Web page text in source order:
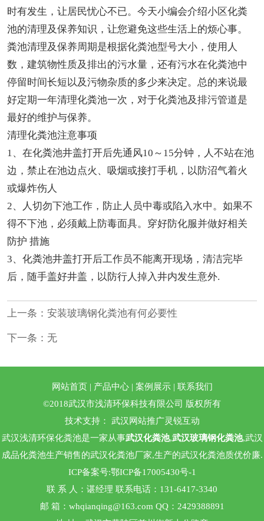
时有发生，让居民忧心不已。今天小编会介绍小区化粪
池的清理及保养知识，让您避免这些生活上的烦心事。
粪池清理及保养周期是根据化粪池型号大小，使用人
数，建筑物性质及排出的污水量，还有污水在化粪池中
停留时间长短以及污物杂质的多少来决定。总的来说最
好定期一年清理化粪池一次，对于化粪池及排污管道是
最好的维护与保养。
清理化粪池注意事项
1、在化粪池井盖打开后先通风10～15分钟，人不站在池
边，禁止在池边点火、吸烟或接打手机，以防沼气着火
或爆炸伤人
2、人切勿下池工作，防止人员中毒或陷入水中。如果不
得不下池，必须戴上防毒面具。穿好防化服并做好相关
防护 措施
3、化粪池井盖打开后工作员不能离开现场，清洁完毕
后，随手盖好井盖，以防行人掉入井内发生意外.
上一条： 安装玻璃钢化粪池有何必要性
下一条：无
网站首页| 产品中心| 案例展示| 联系我们
©2018武汉市浅清环保科技有限公司 版权所有
技术支持： 武汉网站推广灵锐互动
武汉浅清环保化粪池是一家从事武汉化粪池,武汉玻璃钢化粪池,武汉
成品化粪池生产销售的武汉化粪池厂家,生产的武汉化粪池质优价廉.
ICP备案号:鄂ICP备17005430号-1
联 系 人：谌经理 联系电话：131-6417-3340
邮 箱：whqianqing@163.com QQ：2429388891